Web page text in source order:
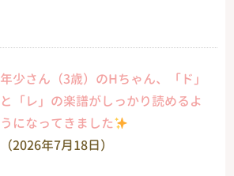
年少さん（3歳）のHちゃん、「ド」
と「レ」の楽譜がしっかり読めるよ
うになってきました
（2026年7月18日）